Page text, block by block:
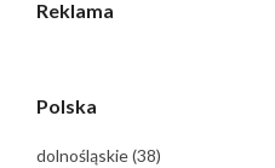
Reklama
Polska
dolnośląskie(38)